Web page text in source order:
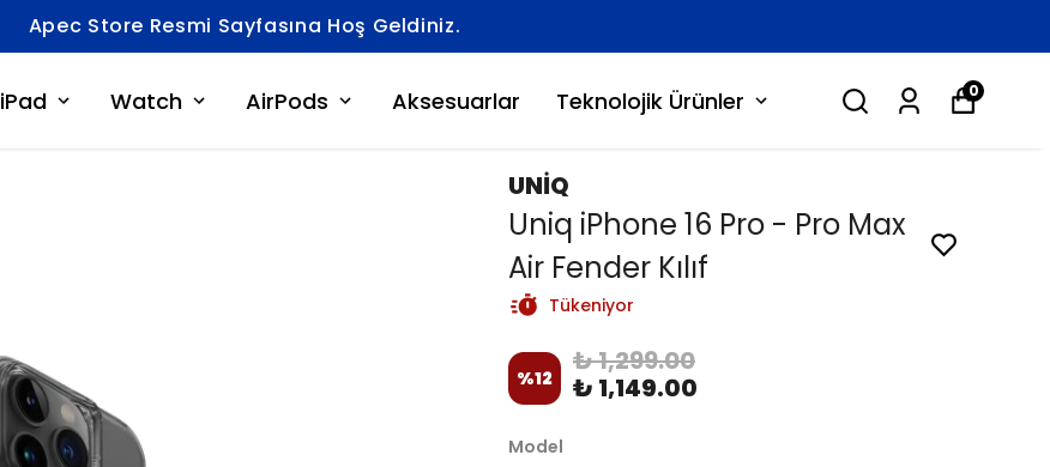
Apec Store Resmi Sayfasına Hoş Geldiniz.
iPad Watch AirPods Aksesuarlar Teknolojik Ürünler 0
UNİQ
Uniq iPhone 16 Pro - Pro Max
Air Fender Kılıf
Tükeniyor
%12
₺ 1,299.00
₺ 1,149.00
Model